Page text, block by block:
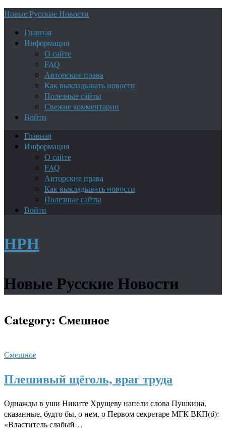
Новые Русские Новости
Главная
Информация
О сайте
FAQ
Авторские права
Как выкладывать новости
Полезные сайты
Свежие комментарии
Войти
Главная
Информация
О сайте
FAQ
Авторские права
Как выкладывать новости
Полезные сайты
Войти
НРН
Новые Русские Новости
Category: Смешное
Смешное
Плешивый щёголь, враг труда
Однажды в уши Никите Хрущеву напели слова Пушкина,
сказанные, будто бы, о нем, о Первом секретаре МГК ВКП(б):
«Властитель слабый…